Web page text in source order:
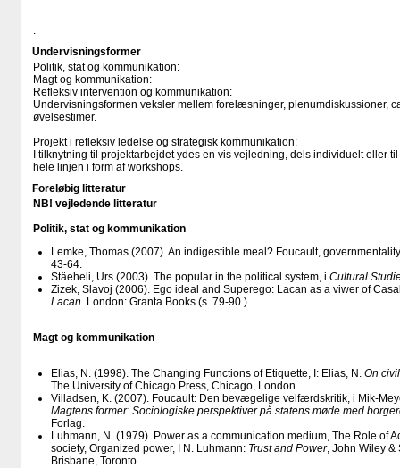
.
Undervisningsformer
Politik, stat og kommunikation:
Magt og kommunikation:
Refleksiv intervention og kommunikation:
Undervisningsformen veksler mellem forelæsninger, plenumdiskussioner,
øvelsestimer.
Projekt i refleksiv ledelse og strategisk kommunikation:
I tilknytning til projektarbejdet ydes en vis vejledning, dels individuelt eller
hele linjen i form af workshops.
Foreløbig litteratur
NB! vejledende litteratur
Politik, stat og kommunikation
Lemke, Thomas (2007). An indigestible meal? Foucault,
43-64.
Stäeheli, Urs (2003). The popular in the political system, i Cultural
Zizek, Slavoj (2006). Ego ideal and Superego: Lacan as a viwer of
Lacan. London: Granta Books (s. 79-90 ).
Magt og kommunikation
Elias, N. (1998). The Changing Functions of Etiquette, I: Elias, N. On
The University of Chicago Press, Chicago, London.
Villadsen, K. (2007). Foucault: Den bevægelige velfærdskritik, i Mik-
Magtens former: Sociologiske perspektiver på statens møde med
Forlag.
Luhmann, N. (1979). Power as a communication medium, The Role of
society, Organized power, I N. Luhmann: Trust and Power, John Wiley &
Brisbane, Toronto.